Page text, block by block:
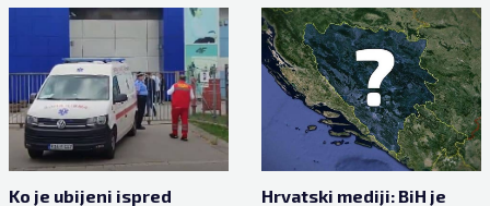
Ko je ubijeni ispred
Hrvatski mediji: BiH je